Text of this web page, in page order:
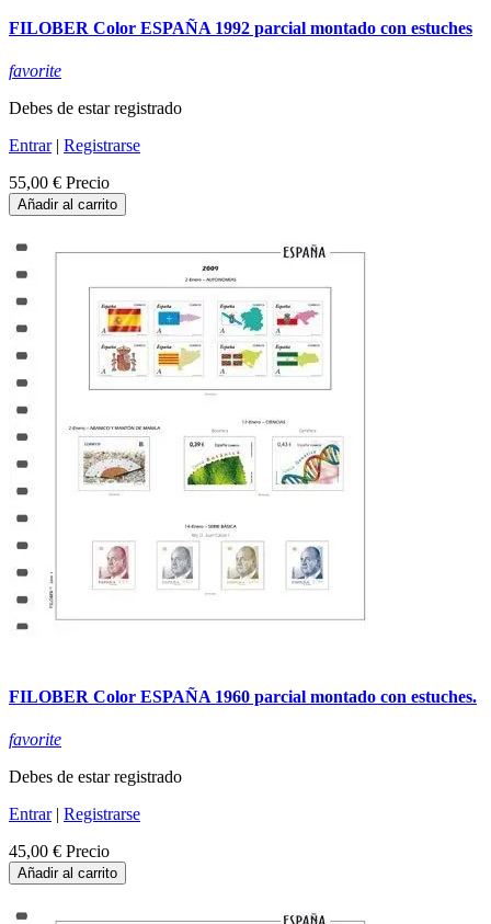
FILOBER Color ESPAÑA 1992 parcial montado con estuches
favorite
Debes de estar registrado
Entrar| Registrarse
55,00 € Precio
Añadir al carrito
FILOBER Color ESPAÑA 1960 parcial montado con estuches.
favorite
Debes de estar registrado
Entrar| Registrarse
45,00 € Precio
Añadir al carrito